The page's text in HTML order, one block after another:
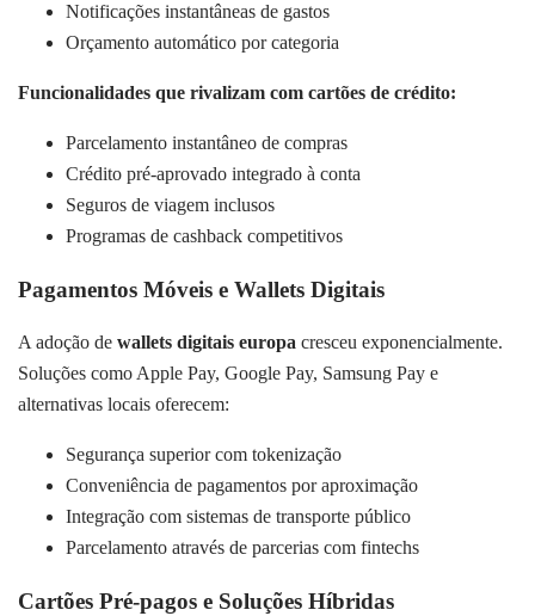
Notificações instantâneas de gastos
Orçamento automático por categoria
Funcionalidades que rivalizam com cartões de crédito:
Parcelamento instantâneo de compras
Crédito pré-aprovado integrado à conta
Seguros de viagem inclusos
Programas de cashback competitivos
Pagamentos Móveis e Wallets Digitais
A adoção de wallets digitais europa cresceu exponencialmente.
Soluções como Apple Pay, Google Pay, Samsung Pay e
alternativas locais oferecem:
Segurança superior com tokenização
Conveniência de pagamentos por aproximação
Integração com sistemas de transporte público
Parcelamento através de parcerias com fintechs
Cartões Pré-pagos e Soluções Híbridas